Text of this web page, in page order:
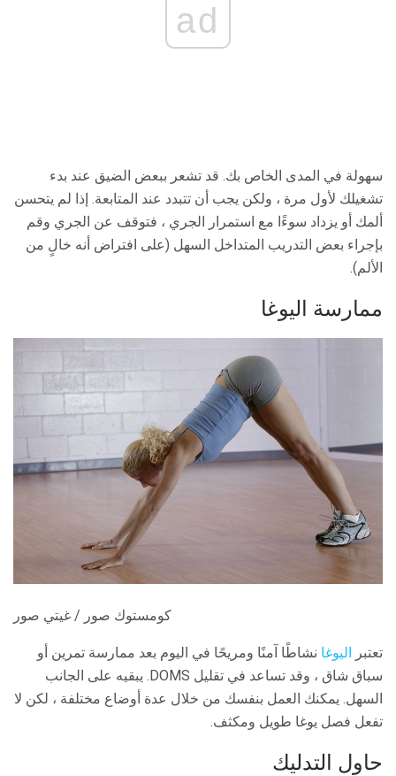
ad
سهولة في المدى الخاص بك. قد تشعر ببعض الضيق عند بدء
تشغيلك لأول مرة ، ولكن يجب أن تتبدد عند المتابعة. إذا لم يتحسن
ألمك أو يزداد سوءًا مع استمرار الجري ، فتوقف عن الجري وقم
بإجراء بعض التدريب المتداخل السهل (على افتراض أنه خالٍ من
الألم).
ممارسة اليوغا
كومستوك صور / غيتي صور
تعتبر اليوغا نشاطًا آمنًا ومريحًا في اليوم بعد ممارسة تمرين أو
سباق شاق ، وقد تساعد في تقليل DOMS. يبقيه على الجانب
السهل. يمكنك العمل بنفسك من خلال عدة أوضاع مختلفة ، لكن لا
تفعل فصل يوغا طويل ومكثف.
حاول التدليك